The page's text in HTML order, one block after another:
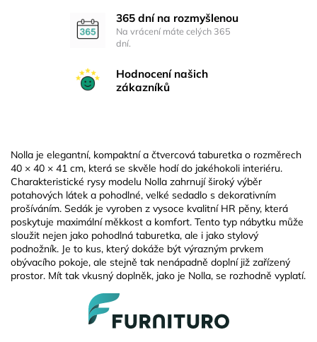
365 dní na rozmyšlenou
Na vrácení máte celých 365
dní.
Hodnocení našich
zákazníků
Nolla je elegantní, kompaktní a čtvercová taburetka o rozměrech
40 × 40 × 41 cm, která se skvěle hodí do jakéhokoli interiéru.
Charakteristické rysy modelu Nolla zahrnují široký výběr
potahových látek a pohodlné, velké sedadlo s dekorativním
prošíváním. Sedák je vyroben z vysoce kvalitní HR pěny, která
poskytuje maximální měkkost a komfort. Tento typ nábytku může
sloužit nejen jako pohodlná taburetka, ale i jako stylový
podnožník. Je to kus, který dokáže být výrazným prvkem
obývacího pokoje, ale stejně tak nenápadně doplní již zařízený
prostor. Mít tak vkusný doplněk, jako je Nolla, se rozhodně vyplatí.